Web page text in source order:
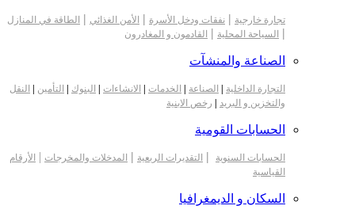
تجارة خارجية | نفقات ودخل الأسرة | الأمن الغذائي | الطاقة في المنازل
| السياحة المحلية | القادمون و المغادرون
الصناعة والمنشآت
التجارة الداخلية الصناعة الخدمات الانشاءات البنوك التأمين
النقل
والتخزين و البريد
رخص الابنية
الحسابات القومية
الحسابات السنوية | التقديرات الربعية | المدخلات والمخرجات |
الأرقام
القياسية
السكان و الديمغرافيا